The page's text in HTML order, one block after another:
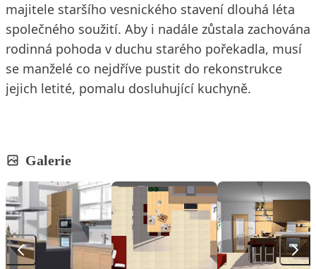
majitele staršího vesnického stavení dlouhá léta
společného soužití. Aby i nadále zůstala zachována
rodinná pohoda v duchu starého pořekadla, musí
se manželé co nejdříve pustit do rekonstrukce
jejich letité, pomalu dosluhující kuchyně.
Galerie